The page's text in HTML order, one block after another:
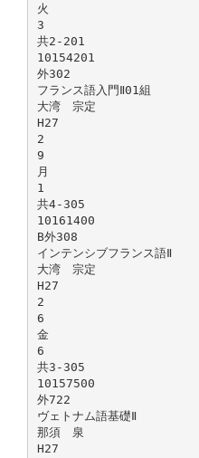
火
3
共2-201
10154201
外302
フランス語入門Ⅱ01組
大湾 宗定
H27
2
9
月
1
共4-305
10161400
B外308
インテンシブフランス語Ⅱ
大湾 宗定
H27
2
6
金
6
共3-305
10157500
外722
ヴェトナム語基礎Ⅱ
那須 泉
H27